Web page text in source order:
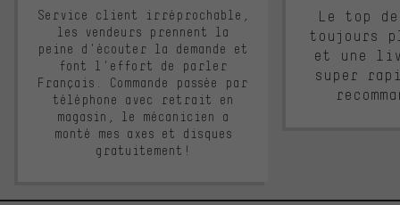
Service client irréprochable,
les vendeurs prennent la
peine d'écouter la demande et
font l'effort de parler
Français. Commande passée par
téléphone avec retrait en
magasin, le mécanicien a
monté mes axes et disques
gratuitement!
Le top
toujours
et une
super